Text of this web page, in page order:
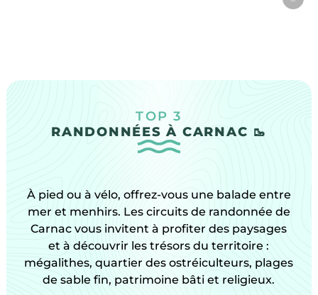
TOP 3
RANDONNÉES À CARNAC 🥾
À pied ou à vélo, offrez-vous une balade entre
mer et menhirs. Les circuits de randonnée de
Carnac vous invitent à profiter des paysages
et à découvrir les trésors du territoire :
mégalithes, quartier des ostréiculteurs, plages
de sable fin, patrimoine bâti et religieux.